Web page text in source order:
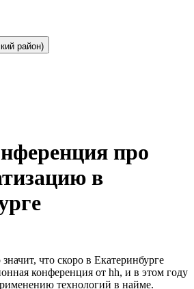
район)
про
в
что скоро в Екатеринбурге
конференция от hh, и в этом году
технологий в найме.